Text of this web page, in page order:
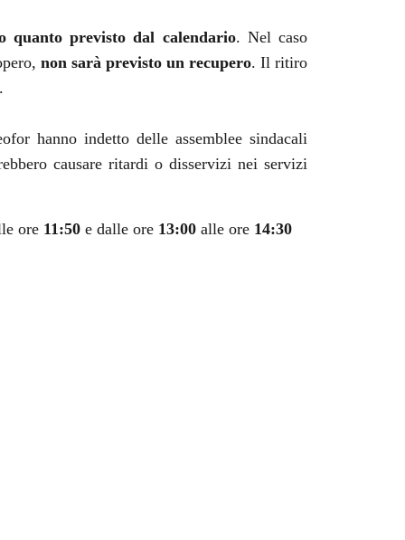
quanto previsto dal calendario. Nel caso
non sarà previsto un recupero. Il ritiro
hanno indetto delle assemblee sindacali
causare ritardi o disservizi nei servizi
ore 11:50e dalle ore 13:00alle ore 14:30